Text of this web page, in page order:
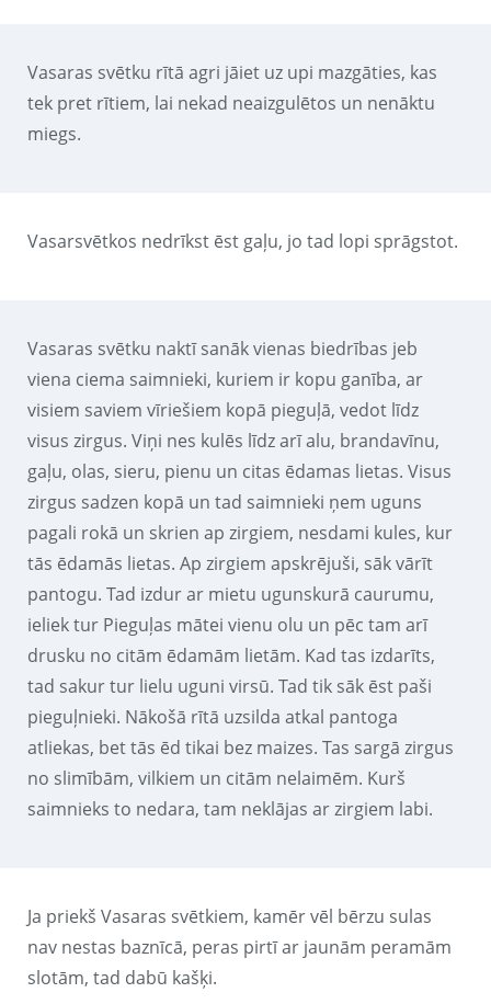
Vasaras svētku rītā agri jāiet uz upi mazgāties, kas
tek pret rītiem, lai nekad neaizgulētos un nenāktu
miegs.
Vasarsvētkos nedrīkst ēst gaļu, jo tad lopi sprāgstot.
Vasaras svētku naktī sanāk vienas biedrības jeb
viena ciema saimnieki, kuriem ir kopu ganība, ar
visiem saviem vīriešiem kopā pieguļā, vedot līdz
visus zirgus. Viņi nes kulēs līdz arī alu, brandavīnu,
gaļu, olas, sieru, pienu un citas ēdamas lietas. Visus
zirgus sadzen kopā un tad saimnieki ņem uguns
pagali rokā un skrien ap zirgiem, nesdami kules, kur
tās ēdamās lietas. Ap zirgiem apskrējuši, sāk vārīt
pantogu. Tad izdur ar mietu ugunskurā caurumu,
ieliek tur Pieguļas mātei vienu olu un pēc tam arī
drusku no citām ēdamām lietām. Kad tas izdarīts,
tad sakur tur lielu uguni virsū. Tad tik sāk ēst paši
pieguļnieki. Nākošā rītā uzsilda atkal pantoga
atliekas, bet tās ēd tikai bez maizes. Tas sargā zirgus
no slimībām, vilkiem un citām nelaimēm. Kurš
saimnieks to nedara, tam neklājas ar zirgiem labi.
Ja priekš Vasaras svētkiem, kamēr vēl bērzu sulas
nav nestas baznīcā, peras pirtī ar jaunām peramām
slotām, tad dabū kašķi.